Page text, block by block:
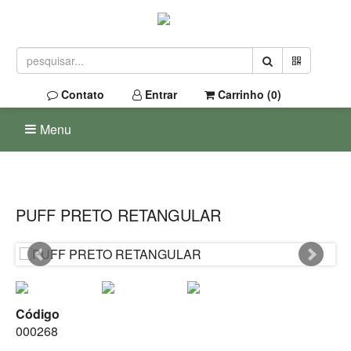
Contato Entrar Carrinho (0)
Menu
PUFF PRETO RETANGULAR
Código
000268